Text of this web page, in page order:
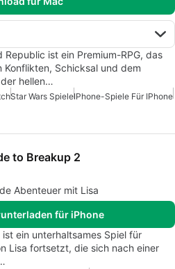
Republic ist ein Premium-RPG, das
Schicksal und dem
hellen…
Star Wars SpieleIPhone-Spiele Für IPhone
to Breakup 2
Abenteuer mit Lisa
für iPhone
ein unterhaltsames Spiel für
Lisa fortsetzt, die sich nach einer